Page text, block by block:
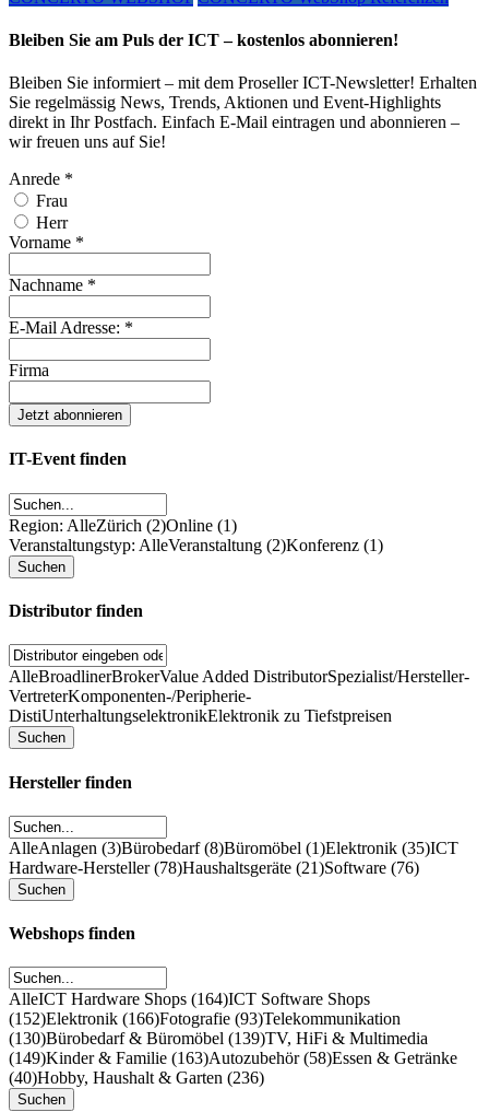
Bleiben Sie am Puls der ICT – kostenlos abonnieren!
Bleiben Sie informiert – mit dem Proseller ICT-Newsletter! Erhalten
Sie regelmässig News, Trends, Aktionen und Event-Highlights
direkt in Ihr Postfach. Einfach E-Mail eintragen und abonnieren –
wir freuen uns auf Sie!
Anrede *
Frau
Herr
Vorname *
Nachname *
E-Mail Adresse: *
Firma
IT-Event finden
Region: AlleZürich (2)Online (1)
Veranstaltungstyp: AlleVeranstaltung (2)Konferenz (1)
Distributor finden
AlleBroadlinerBrokerValue Added DistributorSpezialist/Hersteller-
VertreterKomponenten-/Peripherie-
DistiUnterhaltungselektronikElektronik zu Tiefstpreisen
Hersteller finden
AlleAnlagen (3)Bürobedarf (8)Büromöbel (1)Elektronik (35)ICT
Hardware-Hersteller (78)Haushaltsgeräte (21)Software (76)
Webshops finden
AlleICT Hardware Shops (164)ICT Software Shops
(152)Elektronik (166)Fotografie (93)Telekommunikation
(130)Bürobedarf & Büromöbel (139)TV, HiFi & Multimedia
(149)Kinder & Familie (163)Autozubehör (58)Essen & Getränke
(40)Hobby, Haushalt & Garten (236)